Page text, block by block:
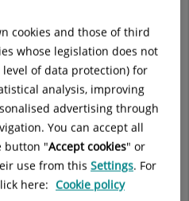
(ASSSA Seguros)
cookies and those of third
whose legislation does not
of data protection) for
analysis, improving
advertising through
You can accept all
button "Accept cookies" or
use from this Settings. For
here: Cookie policy